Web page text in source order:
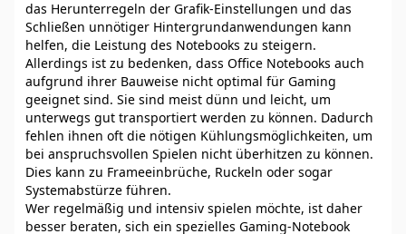
das Herunterregeln der Grafik-Einstellungen und das
Schließen unnötiger Hintergrundanwendungen kann
helfen, die Leistung des Notebooks zu steigern.
Allerdings ist zu bedenken, dass Office Notebooks auch
aufgrund ihrer Bauweise nicht optimal für Gaming
geeignet sind. Sie sind meist dünn und leicht, um
unterwegs gut transportiert werden zu können. Dadurch
fehlen ihnen oft die nötigen Kühlungsmöglichkeiten, um
bei anspruchsvollen Spielen nicht überhitzen zu können.
Dies kann zu Frameeinbrüche, Ruckeln oder sogar
Systemabstürze führen.
Wer regelmäßig und intensiv spielen möchte, ist daher
besser beraten, sich ein spezielles Gaming-Notebook